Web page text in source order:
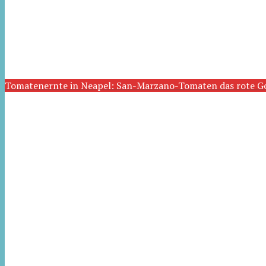
Tomatenernte in Neapel: San-Marzano-Tomaten das rote